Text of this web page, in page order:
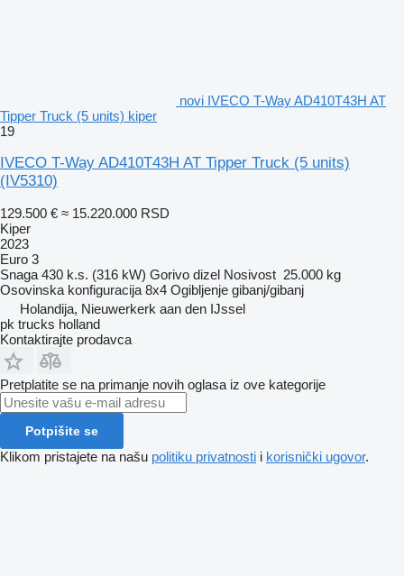
novi IVECO T-Way AD410T43H AT
Tipper Truck (5 units) kiper
19
IVECO T-Way AD410T43H AT Tipper Truck (5 units)
(IV5310)
129.500 € ≈ 15.220.000 RSD
Kiper
2023
Euro 3
Snaga 430 k.s. (316 kW) Gorivo dizel Nosivost 25.000 kg
Osovinska konfiguracija 8x4 Ogibljenje gibanj/gibanj
Holandija, Nieuwerkerk aan den IJssel
pk trucks holland
Kontaktirajte prodavca
Pretplatite se na primanje novih oglasa iz ove kategorije
Potpišite se
Klikom pristajete na našu politiku privatnosti i korisnički ugovor.